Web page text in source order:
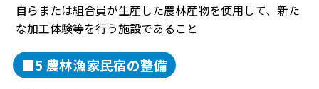
自らまたは組合員が生産した農林産物を使用して、新た
な加工体験等を行う施設であること
■5 農林漁家民宿の整備